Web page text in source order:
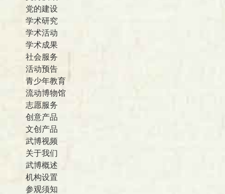
党的建设
学术研究
学术活动
学术成果
社会服务
活动预告
青少年教育
流动博物馆
志愿服务
创意产品
文创产品
武博视频
关于我们
武博概述
机构设置
参观须知